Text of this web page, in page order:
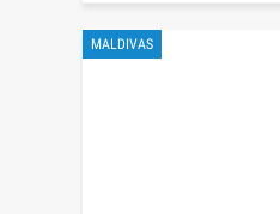
MALDIVAS